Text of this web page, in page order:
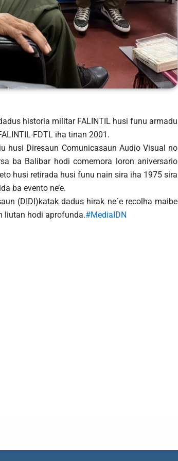
historia militar FALINTIL husi funu armadu
FDTL iha tinan 2001.
husi Diresaun Comunicasaun Audio Visual no
ba Balibar hodi comemora loron aniversario
husi retirada husi funu nain sira iha 1975 sira
ba evento ne’e.
(DIDI)katak dadus hirak ne´e recolha maibe
liutan hodi aprofunda.#MediaIDN